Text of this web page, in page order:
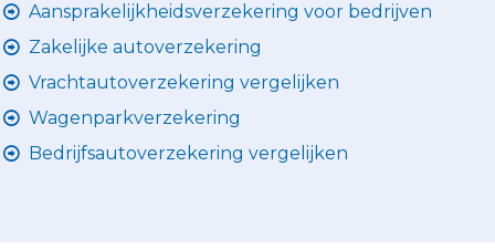
Aansprakelijkheidsverzekering voor bedrijven
Zakelijke autoverzekering
Vrachtautoverzekering vergelijken
Wagenparkverzekering
Bedrijfsautoverzekering vergelijken